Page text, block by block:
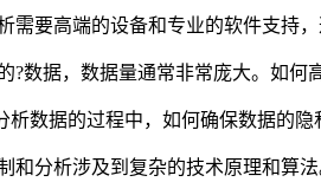
需要高端的设备和专业的软件支持
?数据，数据量通常非常庞大。如
析数据的过程中，如何确保数据的
和分析涉及到复杂的技术原理和算